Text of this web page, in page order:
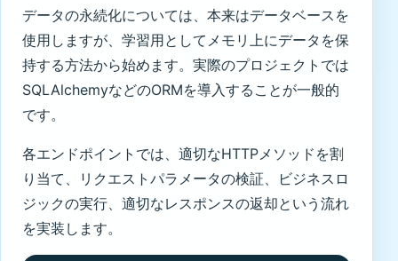
データの永続化については、本来はデータベースを
使用しますが、学習用としてメモリ上にデータを保
持する方法から始めます。実際のプロジェクトでは
SQLAlchemyなどのORMを導入することが一般的
です。
各エンドポイントでは、適切なHTTPメソッドを割
り当て、リクエストパラメータの検証、ビジネスロ
ジックの実行、適切なレスポンスの返却という流れ
を実装します。